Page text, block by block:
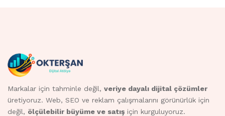
Markalar için tahminle değil, veriye dayalı dijital çözümler
üretiyoruz. Web, SEO ve reklam çalışmalarını görünürlük için
değil, ölçülebilir büyüme ve satış için kurguluyoruz.